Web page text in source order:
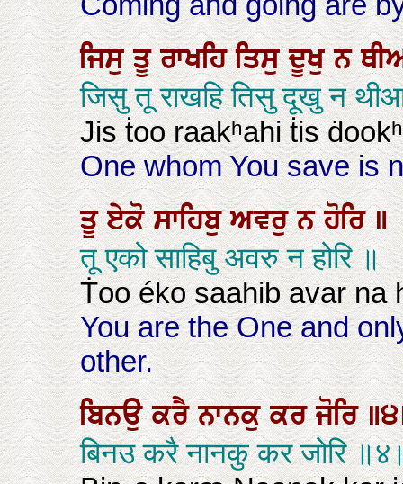
ਜਿਸੁਤੂਰਾਖਹਿਤਿਸੁਦੂਖੁਨ
जिसु तू राखहि तिसु दूखु न
Jis ṫoo raakʰahi ṫis
One whom You save is
ਤੂਏਕੋਸਾਹਿਬੁਅਵਰੁਨਹੋਰਿ॥
तू एको साहिबु अवरु न होरि ॥
Ṫoo éko saahib avar na
You are the One and
other.
ਬਿਨਉਕਰੈਨਾਨਕੁਕਰਜੋਰਿ
बिनउ करै नानकु कर जोरि